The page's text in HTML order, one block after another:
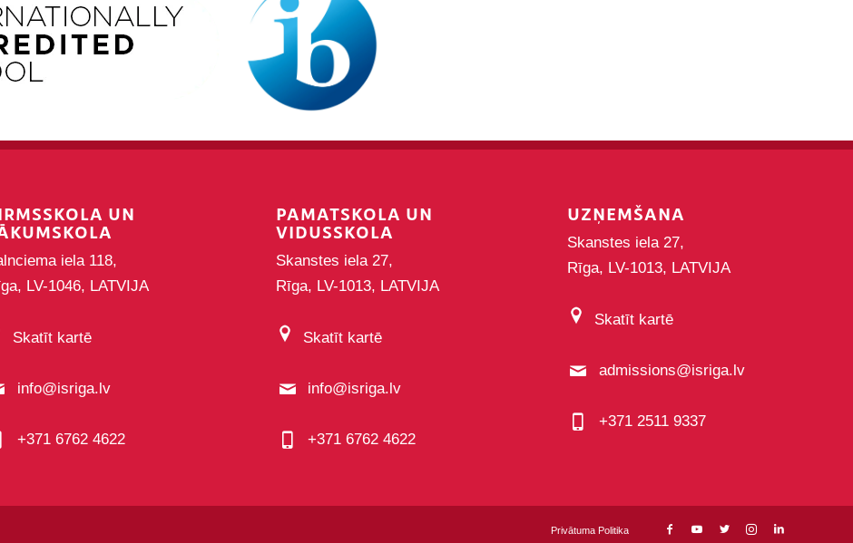
UN
iela 118,
LV-1046, LATVIJA
Skatīt kartē
info@isriga.lv
+371 6762 4622
PAMATSKOLA UN
VIDUSSKOLA
Skanstes iela 27,
Rīga, LV-1013, LATVIJA
Skatīt kartē
info@isriga.lv
+371 6762 4622
UZŅEMŠANA
Skanstes iela 27,
Rīga, LV-1013, LATVIJA
Skatīt kartē
admissions@isriga.lv
+371 2511 9337
Privātuma Politika